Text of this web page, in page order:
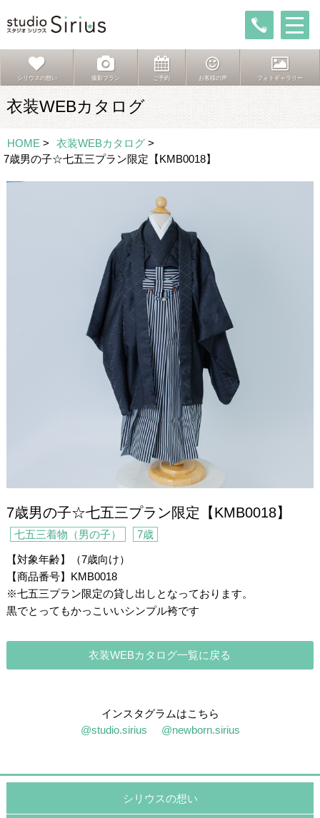
シリウスの想い 撮影プラン ご予約 お客様の声 フォトギャラリー
衣装WEBカタログ
HOME > 衣装WEBカタログ >
7歳男の子☆七五三プラン限定【KMB0018】
7歳男の子☆七五三プラン限定【KMB0018】
七五三着物（男の子） 7歳
【対象年齢】（7歳向け）
【商品番号】KMB0018
※七五三プラン限定の貸し出しとなっております。
黒でとってもかっこいいシンプル袴です
衣装WEBカタログ一覧に戻る
インスタグラムはこちら
@studio.sirius
@newborn.sirius
シリウスの想い